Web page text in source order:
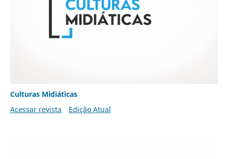
Culturas Midiáticas
Acessar revista
Edição Atual